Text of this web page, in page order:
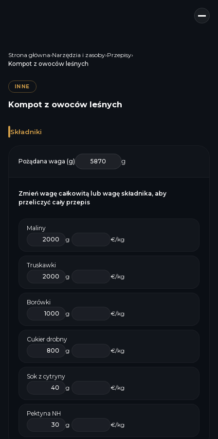
Strona główna›Narzędzia i zasoby›Przepisy›
Kompot z owoców leśnych
INNE
Kompot z owoców leśnych
Składniki
Pożądana waga (g) g
Zmień wagę całkowitą lub wagę składnika, aby
przeliczyć cały przepis
Maliny
g
€/kg
Truskawki
g
€/kg
Borówki
g
€/kg
Cukier drobny
g
€/kg
Sok z cytryny
g
€/kg
Pektyna NH
g
€/kg